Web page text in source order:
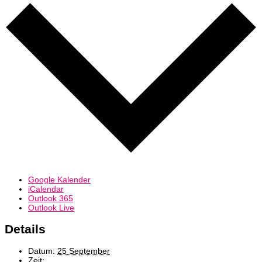
Google Kalender
iCalendar
Outlook 365
Outlook Live
Details
Datum: 25 September